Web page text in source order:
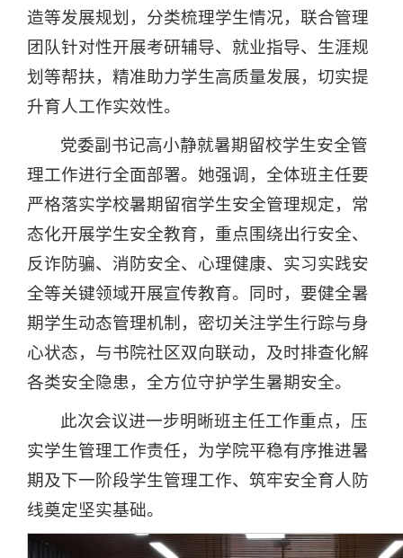
造等发展规划，分类梳理学生情况，联合管理
团队针对性开展考研辅导、就业指导、生涯规
划等帮扶，精准助力学生高质量发展，切实提
升育人工作实效性。
党委副书记高小静就暑期留校学生安全管
理工作进行全面部署。她强调，全体班主任要
严格落实学校暑期留宿学生安全管理规定，常
态化开展学生安全教育，重点围绕出行安全、
反诈防骗、消防安全、心理健康、实习实践安
全等关键领域开展宣传教育。同时，要健全暑
期学生动态管理机制，密切关注学生行踪与身
心状态，与书院社区双向联动，及时排查化解
各类安全隐患，全方位守护学生暑期安全。
此次会议进一步明晰班主任工作重点，压
实学生管理工作责任，为学院平稳有序推进暑
期及下一阶段学生管理工作、筑牢安全育人防
线奠定坚实基础。